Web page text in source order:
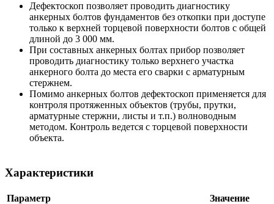
Дефектоскоп позволяет проводить диагностику
анкерных болтов фундаментов без откопки при доступе
только к верхней торцевой поверхности болтов с общей
длиной до 3 000 мм.
При составных анкерных болтах прибор позволяет
проводить диагностику только верхнего участка
анкерного болта до места его сварки с арматурным
стержнем.
Помимо анкерных болтов дефектоскоп применяется для
контроля протяженных объектов (трубы, прутки,
арматурные стержни, листы и т.п.) волноводным
методом. Контроль ведется с торцевой поверхности
объекта.
Характеристики
Параметр
Значение